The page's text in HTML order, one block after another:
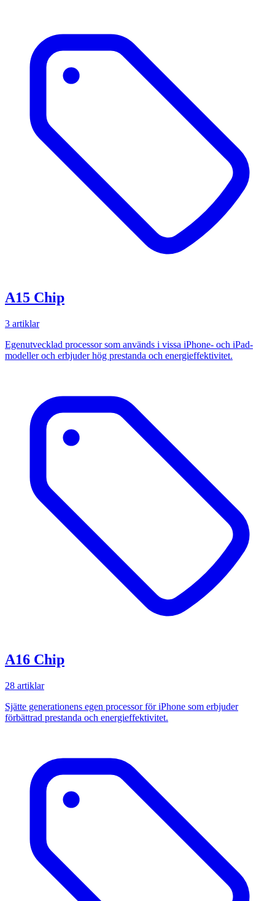
A15 Chip
3 artiklar
Egenutvecklad processor som används i vissa iPhone- och iPad-
modeller och erbjuder hög prestanda och energieffektivitet.
A16 Chip
28 artiklar
Sjätte generationens egen processor för iPhone som erbjuder
förbättrad prestanda och energieffektivitet.